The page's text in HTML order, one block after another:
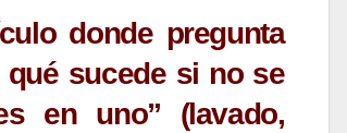
donde pregunta
sucede si no se
en uno” (lavado,